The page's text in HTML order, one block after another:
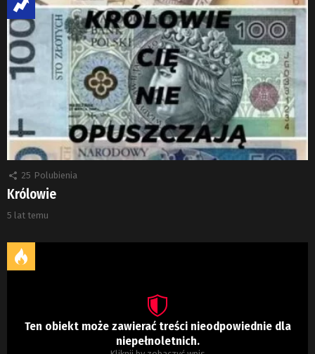
25 Polubienia
Królowie
5 lat temu
Ten obiekt może zawierać treści nieodpowiednie dla
niepełnoletnich.